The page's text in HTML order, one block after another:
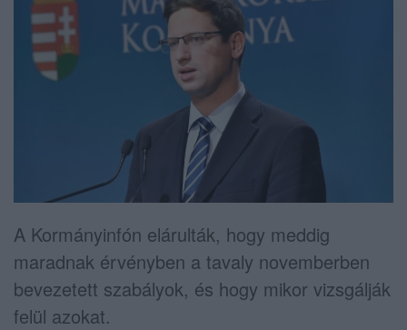
A Kormányinfón elárulták, hogy meddig
maradnak érvényben a tavaly novemberben
bevezetett szabályok, és hogy mikor vizsgálják
felül azokat.